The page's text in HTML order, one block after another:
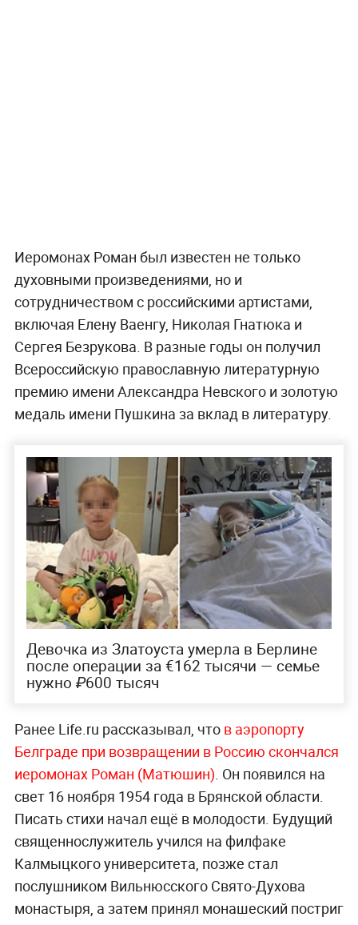
Иеромонах Роман был известен не только
духовными произведениями, но и
сотрудничеством с российскими артистами,
включая Елену Ваенгу, Николая Гнатюка и
Сергея Безрукова. В разные годы он получил
Всероссийскую православную литературную
премию имени Александра Невского и золотую
медаль имени Пушкина за вклад в литературу.
Девочка из Златоуста умерла в Берлине
после операции за €162 тысячи — семье
нужно ₽600 тысяч
Ранее Life.ru рассказывал, что в аэропорту
Белграде при возвращении в Россию скончался
иеромонах Роман (Матюшин). Он появился на
свет 16 ноября 1954 года в Брянской области.
Писать стихи начал ещё в молодости. Будущий
священнослужитель учился на филфаке
Калмыцкого университета, позже стал
послушником Вильнюсского Свято-Духова
монастыря, а затем принял монашеский постриг